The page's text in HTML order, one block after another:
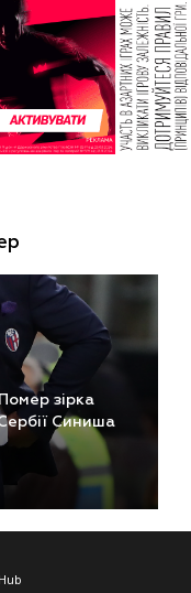
зірка
Синиша